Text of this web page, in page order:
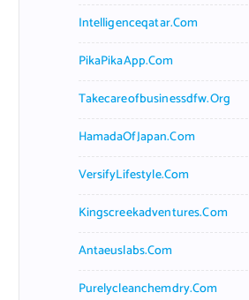
Intelligenceqatar.com
PikaPikaApp.com
Takecareofbusinessdfw.org
HamadaOfJapan.com
VersifyLifestyle.com
Kingscreekadventures.com
Antaeuslabs.com
Purelycleanchemdry.com